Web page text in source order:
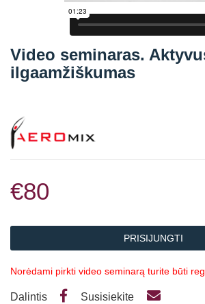
Sėkmės istorijos
Atsiliepimai
Video seminaras.
ilgaamžiškumas
€80
PRISIJUNGTI
Norėdami pirkti video seminarą turite būti
Dalintis Susisiekite